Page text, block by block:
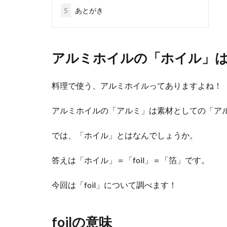
5 あとがき
アルミホイルの「ホイル」は
料理で使う、アルミホイルってありますよね！
アルミホイルの「アルミ」は素材としての「ア
では、「ホイル」とはなんでしょうか。
答えは「ホイル」＝「foil」＝「箔」です。
今回は「foil」について調べます！
foilの意味